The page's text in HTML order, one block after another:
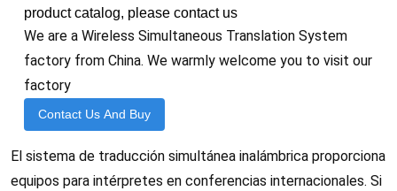
product catalog, please contact us
We are a Wireless Simultaneous Translation System
factory from China. We warmly welcome you to visit our
factory
Contact Us And Buy